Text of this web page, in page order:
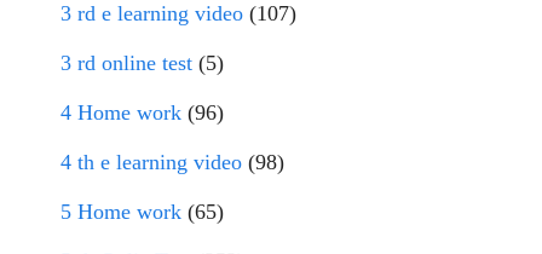
3 rd e learning video (107)
3 rd online test (5)
4 Home work (96)
4 th e learning video (98)
5 Home work (65)